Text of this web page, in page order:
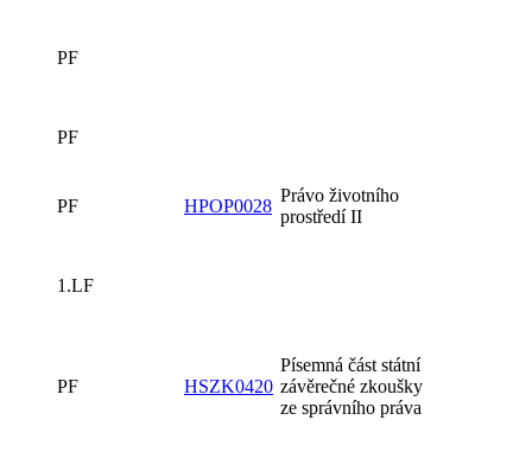
PF
PF
PF HPOP0028
Právo životního
prostředí II
1.LF
PF HSZK0420
Písemná část státní
závěrečné zkoušky
ze správního práva